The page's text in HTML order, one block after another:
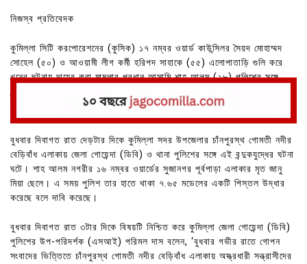
নিজস্ব প্রতিবেদক
কুমিল্লা সিটি করপোরেশনের (কুসিক) ১৭ নম্বর ওয়ার্ড কাউন্সিলর সৈয়দ মোহাম্মদ
সোহেল (৫০) ও আওয়ামী লীগ কর্মী হরিপদ সাহাকে (৫৫) এলোপাতাড়ি গুলি করে
খুনের ঘটনায় দায়ের করা মামলার প্রধান আসামি শাহ আলম (২৮) পুলিশের সঙ্গে
বুধবার দিবাগত রাত দেড়টার দিকে কুমিল্লা সদর উপজেলার চাঁনপুরস্থ গোমতী নদীর
বেড়িবাঁধ এলাকায় জেলা গোয়েন্দা (ডিবি) ও থানা পুলিশের সঙ্গে এই বন্দুকযুদ্ধের ঘটনা
ঘটে। শাহ আলম নগরীর ১৬ নম্বর ওয়ার্ডের সুজানগর পূর্বপাড়া এলাকার মৃত জানু
মিয়া ছেলে। এ সময় পুলিশ তার হাতে থাকা ৭.৬৫ মডেলের একটি পিস্তল উদ্ধার
করেছে বলে দাবি করেছে।
বুধবার দিবাগত রাত ৩টার দিকে বিষয়টি নিশ্চিত করে কুমিল্লা জেলা গোয়েন্দা (ডিবি)
পুলিশের উপ-পরিদর্শক (এসআই) পরিমল দাস বলেন, ‘বুধবার গভীর রাতে গোপন
সংবাদের ভিত্তিতে চাঁনপুরস্থ গোমতী নদীর বেড়িবাঁধ এলাকায় অস্ত্রধারী সন্ত্রাসীদের